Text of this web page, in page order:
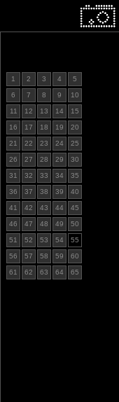
1 2 3 4 5
6 7 8 9 10
11 12 13 14 15
16 17 18 19 20
21 22 23 24 25
26 27 28 29 30
31 32 33 34 35
36 37 38 39 40
41 42 43 44 45
46 47 48 49 50
51 52 53 54 55
56 57 58 59 60
61 62 63 64 65